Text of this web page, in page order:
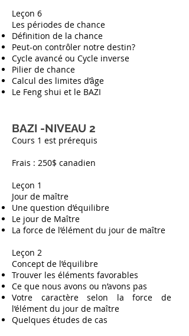
Leçon 6
Les périodes de chance
Définition de la chance
Peut-on contrôler notre destin?
Cycle avancé ou Cycle inverse
Pilier de chance
Calcul des limites d’âge
Le Feng shui et le BAZI
BAZI -NIVEAU 2
Cours 1 est prérequis
Frais : 250$ canadien
Leçon 1
Jour de maître
Une question d’équilibre
Le jour de Maître
La force de l’élément du jour de maître
Leçon 2
Concept de l’équilibre
Trouver les éléments favorables
Ce que nous avons ou n’avons pas
Votre caractère selon la force de
l’élément du jour de maître
Quelques études de cas